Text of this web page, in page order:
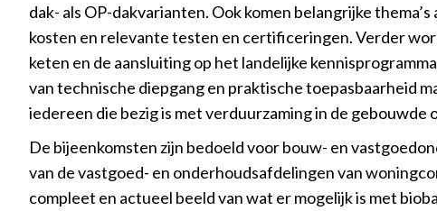
dak- als OP-dakvarianten. Ook komen belangrijke
kosten en relevante testen en certificeringen. Verder
keten en de aansluiting op het landelijke
van technische diepgang en praktische toepasbaarheid
iedereen die bezig is met verduurzaming in de gebouwde
De bijeenkomsten zijn bedoeld voor bouw- en
van de vastgoed- en onderhoudsafdelingen van
compleet en actueel beeld van wat er mogelijk is met